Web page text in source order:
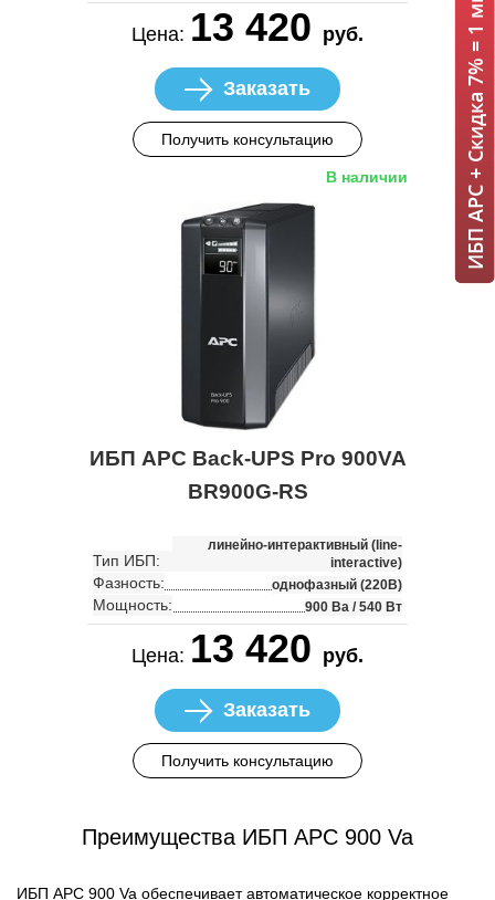
Цена: 13 420 руб.
Заказать
Получить консультацию
В наличии
ИБП APC Back-UPS Pro 900VA
BR900G-RS
Тип ИБП:
линейно-интерактивный (line-
interactive)
Фазность: однофазный (220В)
Мощность: 900 Ва / 540 Вт
Цена: 13 420 руб.
Заказать
Получить консультацию
Преимущества ИБП APC 900 Va
ИБП APC 900 Va обеспечивает автоматическое корректное
ИБП APC + Скидка 7% = 1 мин!